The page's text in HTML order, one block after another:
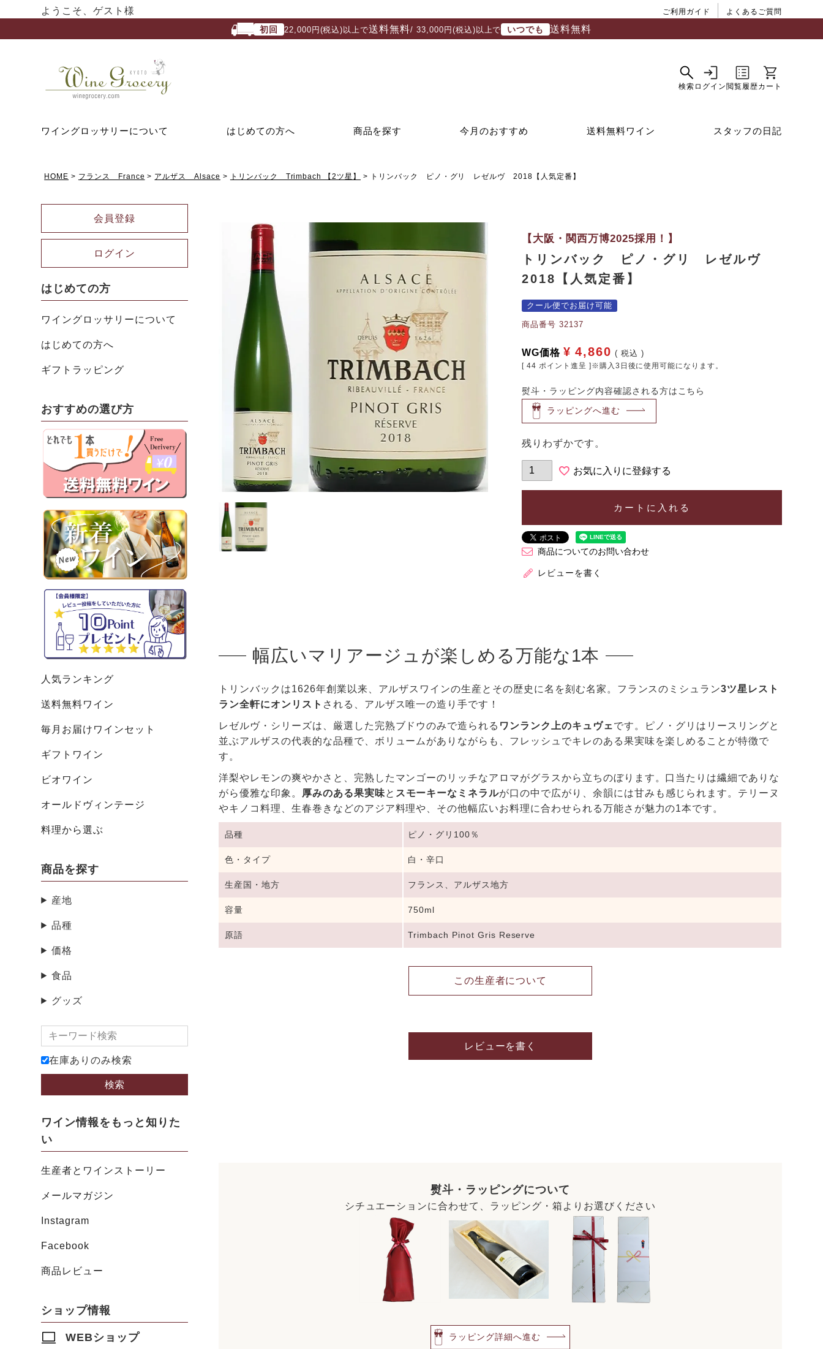
ようこそ、ゲスト様 ご利用ガイド よくあるご質問
初回 22,000円(税込)以上で送料無料/ 33,000円(税込)以上で いつでも 送料無料
ワイングロッサリーについて はじめての方へ 商品を探す 今月のおすすめ 送料無料ワイン スタッフの日記
HOME フランス France アルザス Alsace トリンバック Trimbach 【2ツ星】 トリンバック ピノ・グリ レゼルヴ 2018【人気定番】
会員登録
ログイン
はじめての方
ワイングロッサリーについて
はじめての方へ
ギフトラッピング
おすすめの選び方
人気ランキング
送料無料ワイン
毎月お届けワインセット
ギフトワイン
ビオワイン
オールドヴィンテージ
料理から選ぶ
商品を探す
産地
品種
価格
食品
グッズ
在庫ありのみ検索
検索
ワイン情報をもっと知りた
い
生産者とワインストーリー
メールマガジン
Instagram
Facebook
商品レビュー
ショップ情報
WEBショップ
【大阪・関西万博2025採用！】
トリンバック ピノ・グリ レゼルヴ
2018【人気定番】
クール便でお届け可能
商品番号 32137
WG価格 ¥ 4,860 税込
[ 44 ポイント進呈 ]※購入3日後に使用可能になります。
熨斗・ラッピング内容確認される方はこちら
ラッピングへ進む
残りわずかです。
お気に入りに登録する
カートに入れる
商品についてのお問い合わせ
レビューを書く
幅広いマリアージュが楽しめる万能な1本
トリンバックは1626年創業以来、アルザスワインの生産とその歴史に名を刻む名家。フランスのミシュラン3ツ星レスト
ラン全軒にオンリスト される、アルザス唯一の造り手です！
レゼルヴ・シリーズは、厳選した完熟ブドウのみで造られる ワンランク上のキュヴェです。ピノ・グリはリースリングと
並ぶアルザスの代表的な品種で、ボリュームがありながらも、フレッシュでキレのある果実味を楽しめることが特徴で
す。
洋梨やレモンの爽やかさと、完熟したマンゴーのリッチなアロマがグラスから立ちのぼります。口当たりは繊細でありな
がら優雅な印象。
厚みのある果実味と スモーキーなミネラルが口の中で広がり、余韻には甘みも感じられます。テリーヌ
やキノコ料理、生春巻きなどのアジア料理や、その他幅広いお料理に合わせられる万能さが魅力の1本です。
品種 ピノ・グリ100％
色・タイプ 白・辛口
生産国・地方 フランス、アルザス地方
容量 750ml
原語 Trimbach Pinot Gris Reserve
この生産者について
レビューを書く
熨斗・ラッピングについて
シチュエーションに合わせて、ラッピング・箱よりお選びください
ラッピング詳細へ進む